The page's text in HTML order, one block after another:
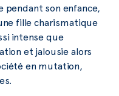
pendant son enfance,
fille charismatique
intense que
et jalousie alors
en mutation,